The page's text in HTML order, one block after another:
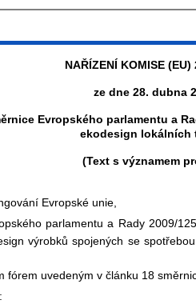
NAŘÍZENÍ KOMISE (EU)
ze dne 28. dubna
Evropského parlamentu a
ekodesign lokálních
(Text s významem
Evropské unie,
parlamentu a Rady 2009/
výrobků spojených se
fórem uvedeným v článku 18